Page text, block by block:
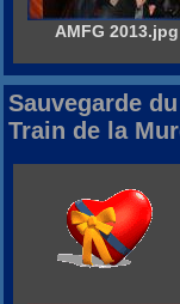
AMFG 2013.jpg
Sauvegarde du
Train de la